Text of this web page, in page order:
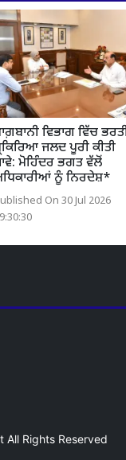
ਵਿਭਾਗ ਵਿੱਚ
ਜਲਦ ਪੂਰੀ ਕੀਤੀ
ਮੋਹਿੰਦਰ ਭਗਤ ਵੱਲੋਂ
ਨੂੰ ਨਿਰਦੇਸ਼*
On 30 Jul 2026
All Rights Reserved